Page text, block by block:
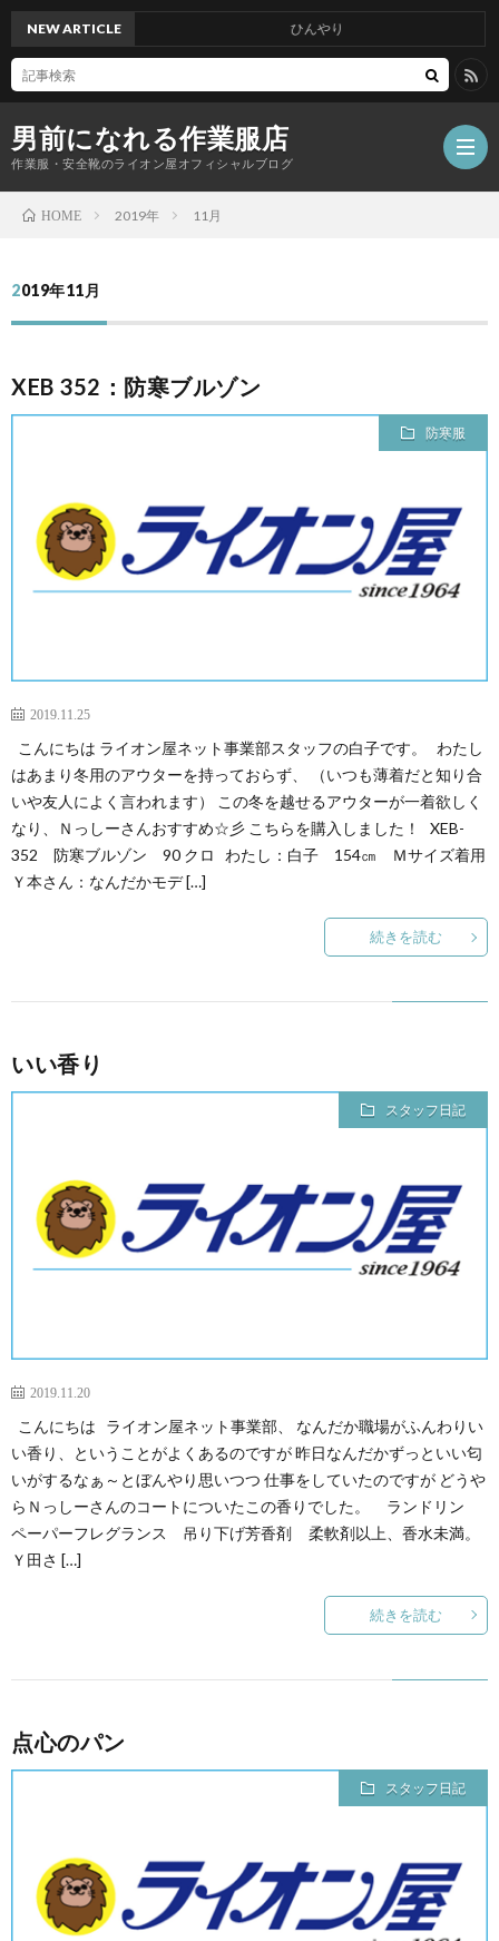
男前になれる作業服店
作業服・安全靴のライオン屋オフィシャルブログ
NEW ARTICLE ひんやり
HOME 2019年 11月
2019年11月
XEB 352：防寒ブルゾン
防寒服
2019.11.25
こんにちは ライオン屋ネット事業部スタッフの白子です。 わたし
はあまり冬用のアウターを持っておらず、 （いつも薄着だと知り合
いや友人によく言われます） この冬を越せるアウターが一着欲しく
なり、Ｎっしーさんおすすめ☆彡 こちらを購入しました！ XEB-
352 防寒ブルゾン 90 クロ わたし：白子 154㎝ Ｍサイズ着用
Ｙ本さん：なんだかモデ […]
続きを読む
いい香り
スタッフ日記
2019.11.20
こんにちは ライオン屋ネット事業部、 なんだか職場がふんわりい
い香り、ということがよくあるのですが 昨日なんだかずっといい匂
いがするなぁ～とぼんやり思いつつ 仕事をしていたのですが どうや
らＮっしーさんのコートについたこの香りでした。 ランドリン
ペーパーフレグランス 吊り下げ芳香剤 柔軟剤以上、香水未満。
Ｙ田さ […]
続きを読む
点心のパン
スタッフ日記